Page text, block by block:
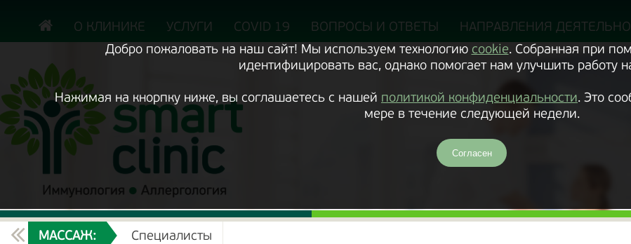
Добро пожаловать на наш сайт! Мы используем технологию cookie. Собранная при
идентифицировать вас, однако помогает нам улучшить работу
Нажимая на кнорпку ниже, вы соглашаетесь с нашей политикой конфиденциальности. Это
мере в течение следующей недели.
Согласен
О КЛИНИКЕ УСЛУГИ COVID 19 ВОПРОСЫ И ОТВЕТЫ НАПРАВЛЕНИЯ
ТЕКУЩИЙ
МАССАЖ: Специалисты